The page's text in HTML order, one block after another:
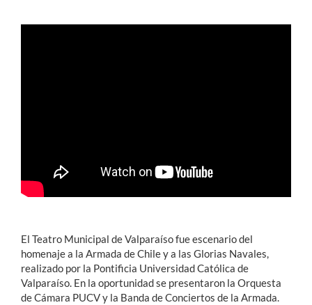
Alumni
English
El Teatro Municipal de Valparaíso fue escenario del
homenaje a la Armada de Chile y a las Glorias Navales,
realizado por la Pontificia Universidad Católica de
Valparaíso. En la oportunidad se presentaron la Orquesta
de Cámara PUCV y la Banda de Conciertos de la Armada.